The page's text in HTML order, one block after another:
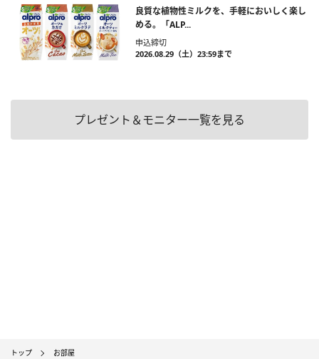
良質な植物性ミルクを、手軽においしく楽し
める。「ALP...
申込締切
2026.08.29（土）23:59まで
プレゼント＆モニター一覧を見る
トップ お部屋